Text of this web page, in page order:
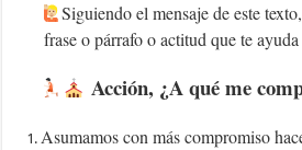
Siguiendo el mensaje de este
frase o párrafo o actitud que te
Acción, ¿A qué me
Asumamos con más compromiso